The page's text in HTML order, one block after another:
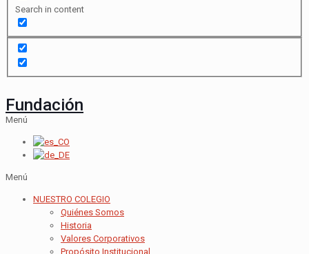
Search in content
Fundación
Menú
Menú
NUESTRO COLEGIO
Quiénes Somos
Historia
Valores Corporativos
Propósito Institucional